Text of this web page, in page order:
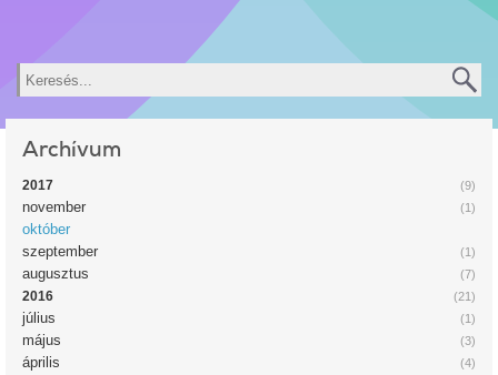
Keresés
Archívum
(9)
2017
(1)
november
október
(1)
szeptember
(7)
augusztus
(21)
2016
(1)
július
(3)
május
(4)
április